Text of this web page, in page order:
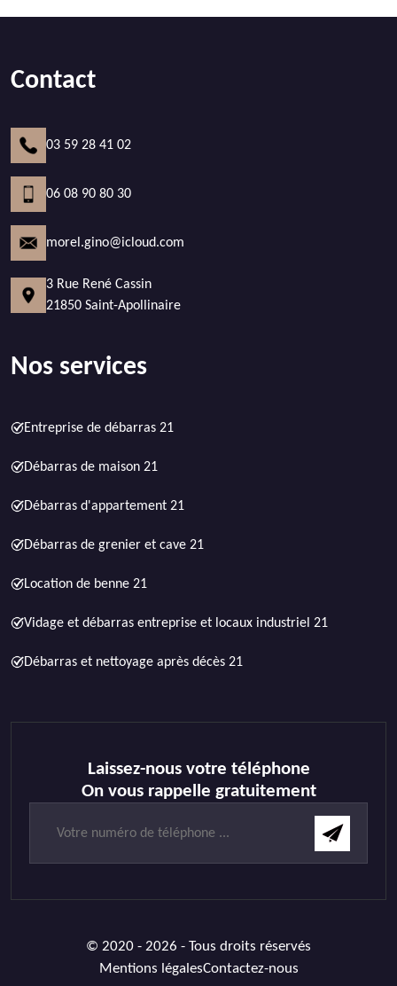
Contact
03 59 28 41 02
06 08 90 80 30
morel.gino@icloud.com
3 Rue René Cassin
21850 Saint-Apollinaire
Nos services
Entreprise de débarras 21
Débarras de maison 21
Débarras d'appartement 21
Débarras de grenier et cave 21
Location de benne 21
Vidage et débarras entreprise et locaux industriel 21
Débarras et nettoyage après décès 21
Laissez-nous votre téléphone
On vous rappelle gratuitement
© 2020 - 2026 - Tous droits réservés
Mentions légalesContactez-nous